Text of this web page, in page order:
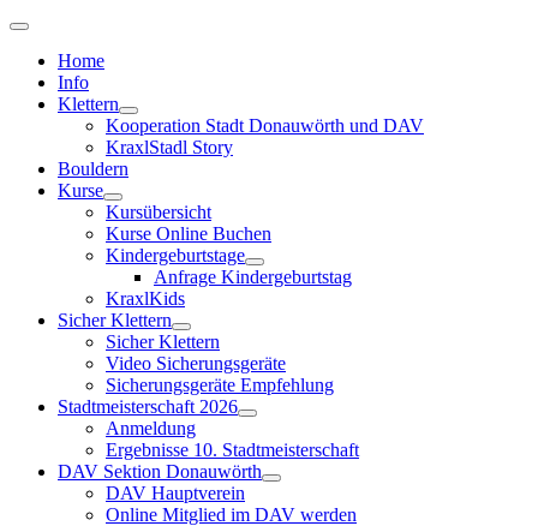
Home
Info
Klettern
Kooperation Stadt Donauwörth und DAV
KraxlStadl Story
Bouldern
Kurse
Kursübersicht
Kurse Online Buchen
Kindergeburtstage
Anfrage Kindergeburtstag
KraxlKids
Sicher Klettern
Sicher Klettern
Video Sicherungsgeräte
Sicherungsgeräte Empfehlung
Stadtmeisterschaft 2026
Anmeldung
Ergebnisse 10. Stadtmeisterschaft
DAV Sektion Donauwörth
DAV Hauptverein
Online Mitglied im DAV werden